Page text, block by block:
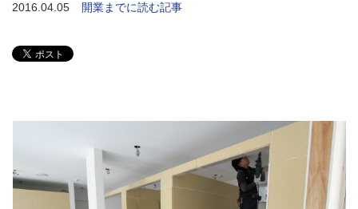
2016.04.05 開業までに読む記事